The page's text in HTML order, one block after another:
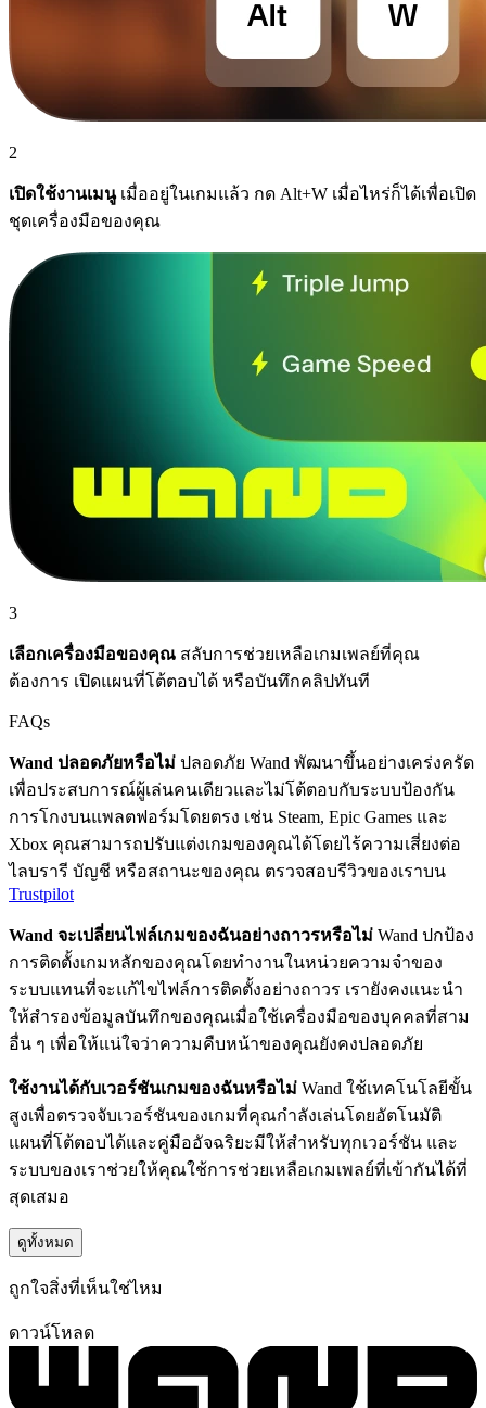
2
เปิดใช้งานเมนูเมื่ออยู่ในเกมแล้ว กด Alt+W เมื่อไหร่ก็ได้เพื่อเปิด
ชุดเครื่องมือของคุณ
3
เลือกเครื่องมือของคุณ สลับการช่วยเหลือเกมเพลย์ที่คุณ
ต้องการ เปิดแผนที่โต้ตอบได้ หรือบันทึกคลิปทันที
FAQs
Wand ปลอดภัยหรือไม่ ปลอดภัย Wand พัฒนาขึ้นอย่างเคร่งครัด
เพื่อประสบการณ์ผู้เล่นคนเดียวและไม่โต้ตอบกับระบบป้องกัน
การโกงบนแพลตฟอร์มโดยตรง เช่น Steam, Epic Games และ
Xbox คุณสามารถปรับแต่งเกมของคุณได้โดยไร้ความเสี่ยงต่อ
ไลบรารี บัญชี หรือสถานะของคุณ ตรวจสอบรีวิวของเราบน
Trustpilot
Wand จะเปลี่ยนไฟล์เกมของฉันอย่างถาวรหรือไม่ Wand ปกป้อง
การติดตั้งเกมหลักของคุณโดยทำงานในหน่วยความจำของ
ระบบแทนที่จะแก้ไขไฟล์การติดตั้งอย่างถาวร เรายังคงแนะนำ
ให้สำรองข้อมูลบันทึกของคุณเมื่อใช้เครื่องมือของบุคคลที่สาม
อื่น ๆ เพื่อให้แน่ใจว่าความคืบหน้าของคุณยังคงปลอดภัย
ใช้งานได้กับเวอร์ชันเกมของฉันหรือไม่ Wand ใช้เทคโนโลยีขั้น
สูงเพื่อตรวจจับเวอร์ชันของเกมที่คุณกำลังเล่นโดยอัตโนมัติ
แผนที่โต้ตอบได้และคู่มืออัจฉริยะมีให้สำหรับทุกเวอร์ชัน และ
ระบบของเราช่วยให้คุณใช้การช่วยเหลือเกมเพลย์ที่เข้ากันได้ที่
สุดเสมอ
ดูทั้งหมด
ถูกใจสิ่งที่เห็นใช่ไหม
ดาวน์โหลด